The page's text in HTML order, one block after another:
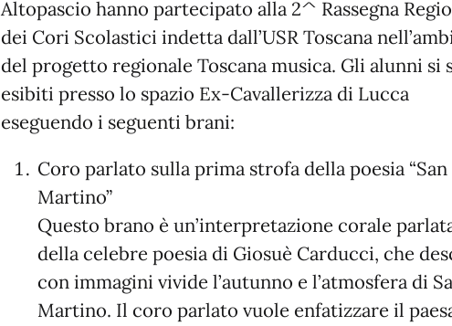
Altopascio hanno partecipato alla 2^ Rassegna
dei Cori Scolastici indetta dall’USR Toscana
del progetto regionale Toscana musica. Gli alunni si
esibiti presso lo spazio Ex-Cavallerizza di Lucca
eseguendo i seguenti brani:
Coro parlato sulla prima strofa della poesia “San
Martino”
Questo brano è un’interpretazione corale
della celebre poesia di Giosuè Carducci, che
con immagini vivide l’autunno e l’atmosfera di
Martino. Il coro parlato vuole enfatizzare il